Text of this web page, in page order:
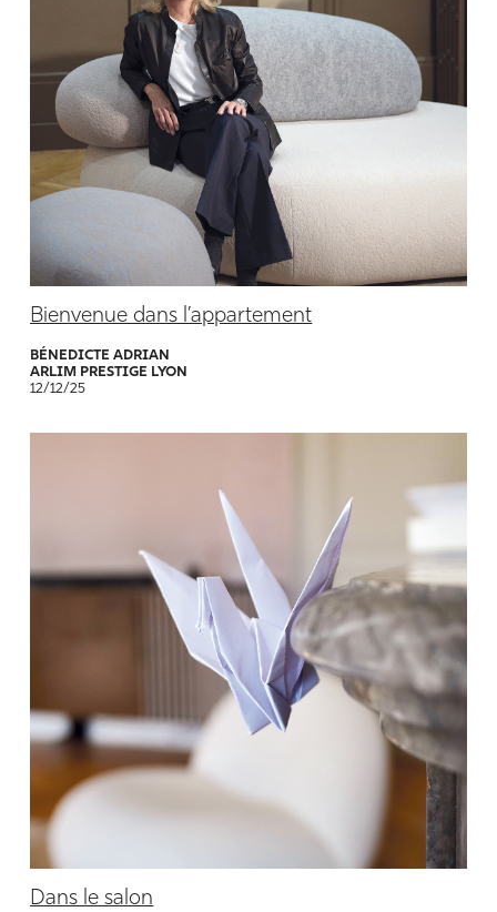
Bienvenue dans l’appartement
BÉNEDICTE ADRIAN
ARLIM PRESTIGE LYON
12/12/25
Dans le salon